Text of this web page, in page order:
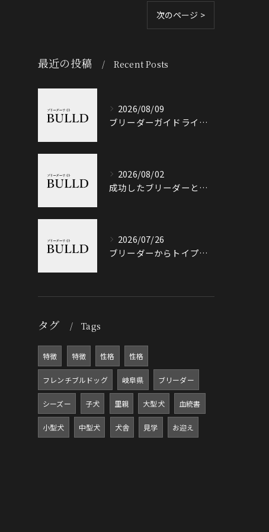
次のページ >
最近の投稿 Recent Posts
2026/08/09
ブリーダーガイドライン徹底解説と悪質業者を見抜くポイント
2026/08/02
成功したブリーダーと岐阜県加茂郡八百津町で信頼できる出会い方徹底ガイド
2026/07/26
ブリーダーからトイプードルを迎える前に知っておきたい選び方と価格相場のポイント
タグ Tags
特徴 特徴 性格 性格
フレンチブルドッグ 岐阜県 ブリーダー
シーズー 子犬 里親 大型犬 血統書
小型犬 中型犬 犬舎 見学 お迎え